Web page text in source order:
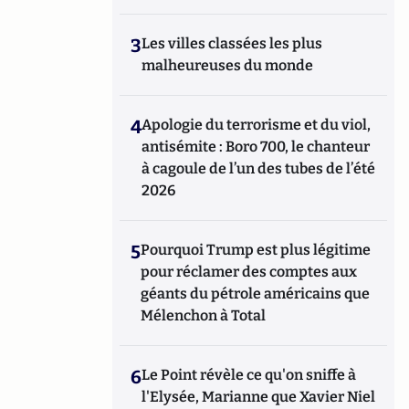
3Les villes classées les plus
malheureuses du monde
4Apologie du terrorisme et du viol,
antisémite : Boro 700, le chanteur
à cagoule de l’un des tubes de l’été
2026
5Pourquoi Trump est plus légitime
pour réclamer des comptes aux
géants du pétrole américains que
Mélenchon à Total
6Le Point révèle ce qu'on sniffe à
l'Elysée, Marianne que Xavier Niel